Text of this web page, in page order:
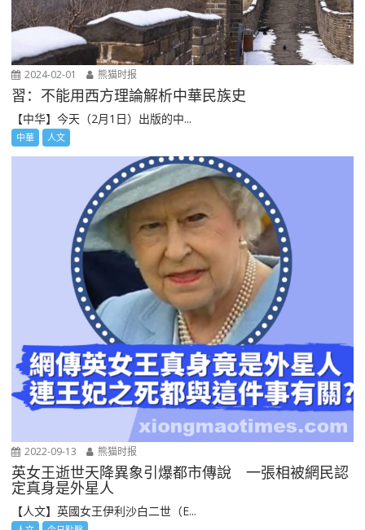
2024-02-01 熊猫时报
習：不能用西方理論解析中華民族史
【中华】今天（2月1日）出版的中...
中華 人文
2022-09-13 熊猫时报
英女王逝世天降異象引爆都市傳說 一張相被網民認
定真身是外星人
【人文】英國女王伊利沙白二世（E...